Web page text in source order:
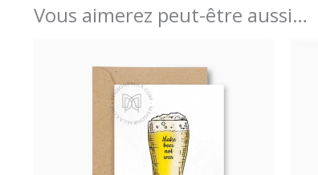
Vous aimerez peut-être aussi…